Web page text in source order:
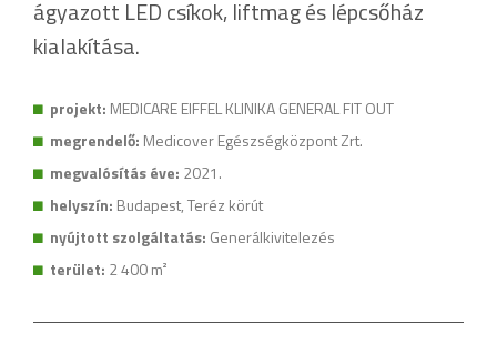
ágyazott LED csíkok, liftmag és lépcsőház
kialakítása.
projekt: MEDICARE EIFFEL KLINIKA GENERAL FIT OUT
megrendelő: Medicover Egészségközpont Zrt.
megvalósítás éve: 2021.
helyszín: Budapest, Teréz körút
nyújtott szolgáltatás: Generálkivitelezés
terület: 2 400 m²